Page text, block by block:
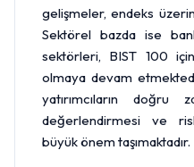
gelişmeler, endeks
Sektörel bazda ise
sektörleri, BIST 100
olmaya devam
yatırımcıların doğru
değerlendirmesi ve
büyük önem taşımaktadır.